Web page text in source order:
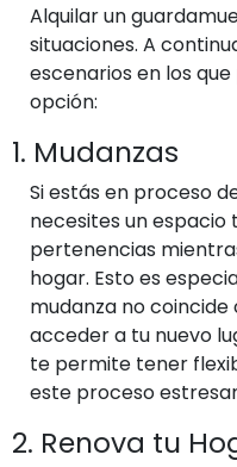
Alquilar un
situaciones. A
escenarios en los
opción:
1. Mudanzas
Si estás en proceso
necesites un
pertenencias
hogar. Esto es
mudanza no
acceder a tu nuevo
te permite tener
este proceso
2. Renova tu